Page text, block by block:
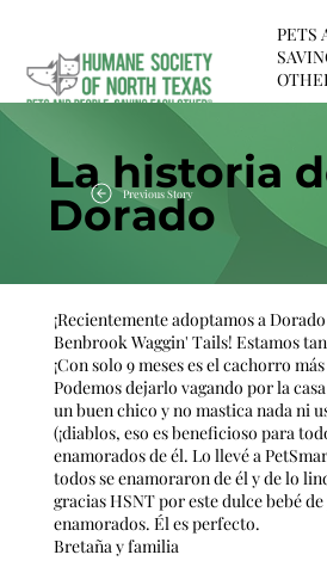
PETS
La historia
Dorado
Previous Story
¡Recientemente adoptamos a
Benbrook Waggin' Tails! Estamos
¡Con solo 9 meses es el cachorro
Podemos dejarlo vagando por la
un buen chico y no mastica nada ni
(¡diablos, eso es beneficioso para
enamorados de él. Lo llevé a
todos se enamoraron de él y de lo
gracias HSNT por este dulce bebé
enamorados. Él es perfecto.
Bretaña y familia